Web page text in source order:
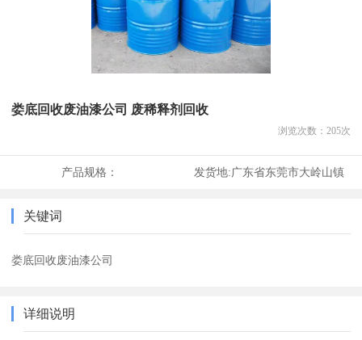
娄底回收废油漆公司 废稀释剂回收
浏览次数： 205次
产品规格： 发货地:广东省东莞市大岭山镇
关键词
娄底回收废油漆公司
详细说明